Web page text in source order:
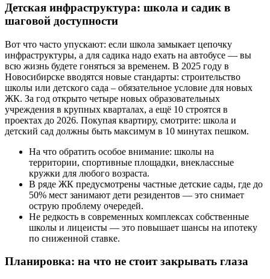
Детская инфраструктура: школа и садик в
шаговой доступности
Вот что часто упускают: если школа замыкает цепочку
инфраструктуры, а для садика надо ехать на автобусе — вы
всю жизнь будете гоняться за временем. В 2025 году в
Новосибирске вводятся новые стандарты: строительство
школы или детского сада – обязательное условие для новых
ЖК. За год открыто четыре новых образовательных
учреждения в крупных кварталах, а ещё 10 строятся в
проектах до 2026. Покупая квартиру, смотрите: школа и
детский сад должны быть максимум в 10 минутах пешком.
На что обратить особое внимание: школы на
территории, спортивные площадки, внеклассные
кружки для любого возраста.
В ряде ЖК предусмотрены частные детские сады, где до
50% мест занимают дети резидентов — это снимает
острую проблему очередей.
Не редкость в современных комплексах собственные
школы и лицеисты — это повышает шансы на ипотеку
по сниженной ставке.
Планировка: на что не стоит закрывать глаза